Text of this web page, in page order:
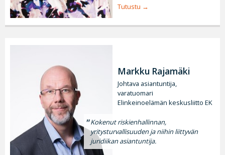
Tutustu
Markku Rajamäki
Johtava asiantuntija,
varatuomari
Elinkeinoelämän keskusliitto EK
Kokenut riskienhallinnan,
yritysturvallisuuden ja niihin liittyvän
juridiikan asiantuntija.